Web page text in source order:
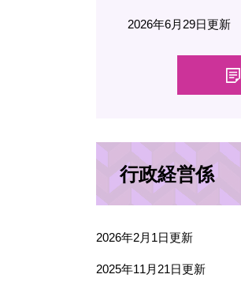
2026年6月29日更新
行政経営係
2026年2月1日更新
2025年11月21日更新